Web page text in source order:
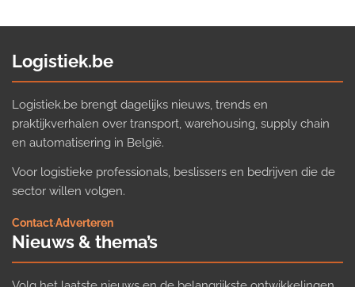
Logistiek.be
Logistiek.be brengt dagelijks nieuws, trends en
praktijkverhalen over transport, warehousing, supply chain
en automatisering in België.
Voor logistieke professionals, beslissers en bedrijven die de
sector willen volgen.
Contact·Adverteren
Nieuws & thema’s